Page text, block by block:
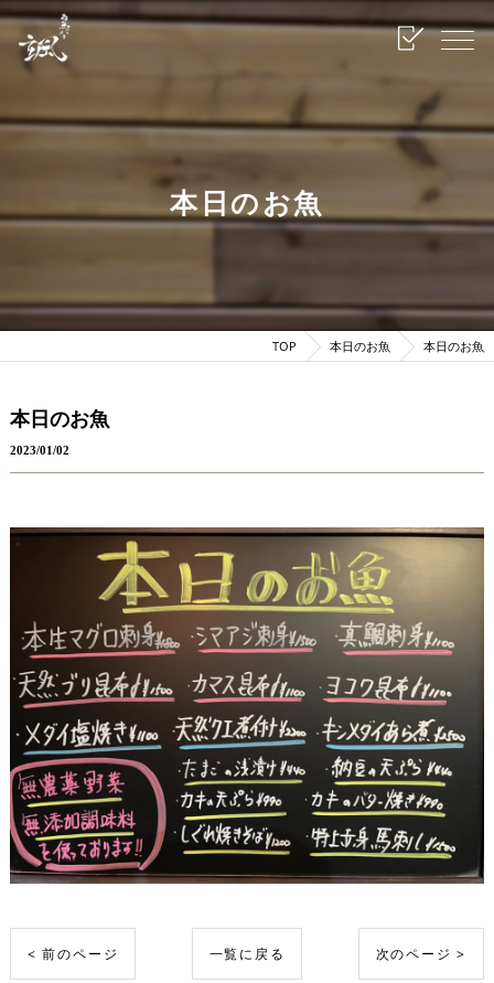
本日のお魚
TOP 本日のお魚 本日のお魚
本日のお魚
2023/01/02
< 前のページ 一覧に戻る 次のページ >